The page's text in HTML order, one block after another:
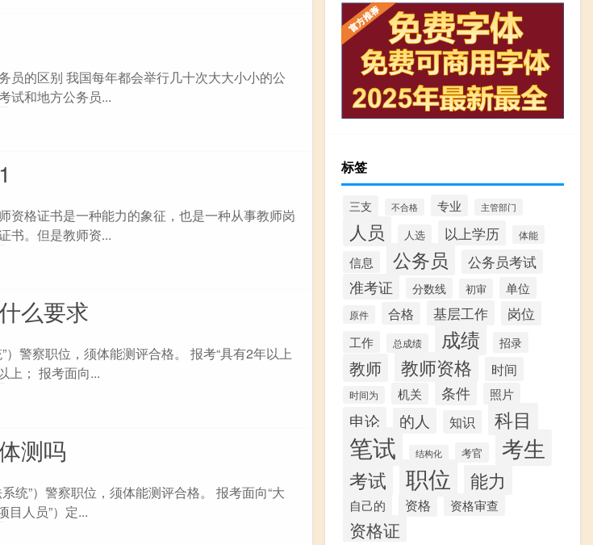
员的区别 我国每年都会举行几十次大大小小的公
试和地方公务员...
资格证书是一种能力的象征，也是一种从事教师岗
书。但是教师资...
么要求
警察职位，须体能测评合格。 报考“具有2年以上
上； 报考面向...
测吗
统”）警察职位，须体能测评合格。 报考面向“大
目人员”）定...
标签
三支 不合格 专业 主管部门
人员 人选 以上学历 体能
信息 公务员 公务员考试
准考证 分数线 初审 单位
原件 合格 基层工作 岗位
工作 总成绩 成绩 招录
教师 教师资格 时间
时间为 机关 条件 照片
申论 的人 知识 科目
笔试 结构化 考官 考生
考试 职位 能力
自己的 资格 资格审查
资格证